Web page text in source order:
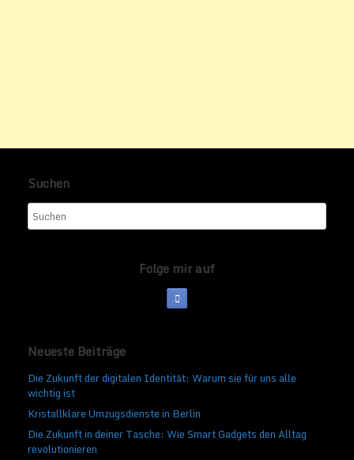
Suchen
Folge mir auf
Neueste Beiträge
Die Zukunft der digitalen Identität: Warum sie für uns alle
wichtig ist
Kristallklare Umzugsdienste in Berlin
Die Zukunft in deiner Tasche: Wie Smart Gadgets den Alltag
revolutionieren